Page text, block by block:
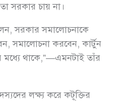
সরকার চায় না।
সরকার সমালোচনাকে
সমালোচনা করবেন, কার্টুন
থাকে,”—এমনটাই তাঁর
লক্ষ্য করে কটূক্তির